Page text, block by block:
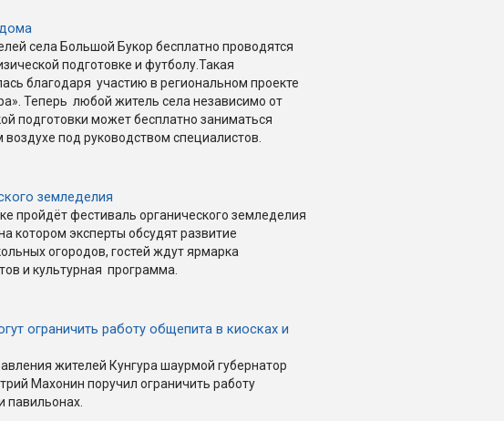
села Большой Букор бесплатно проводятся
подготовке и футболу.Такая
благодаря участию в региональном проекте
Теперь любой житель села независимо от
подготовки может бесплатно заниматься
под руководством специалистов.
земледелия
пройдёт фестиваль органического земледелия
котором эксперты обсудят развитие
огородов, гостей ждут ярмарка
и культурная программа.
ограничить работу общепита в киосках и
жителей Кунгура шаурмой губернатор
Махонин поручил ограничить работу
павильонах.